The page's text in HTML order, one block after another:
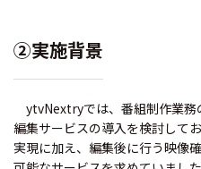
②実施背景
ytvNextryでは、番組制作業務
編集サービスの導入を検討して
実現に加え、編集後に行う映像